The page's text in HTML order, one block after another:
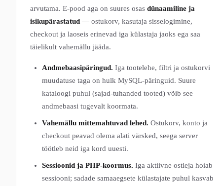
arvutama. E-pood aga on suures osas dünaamiline ja
isikupärastatud — ostukorv, kasutaja sisselogimine,
checkout ja laoseis erinevad iga külastaja jaoks ega saa
täielikult vahemällu jääda.
Andmebaasipäringud. Iga tootelehe, filtri ja ostukorvi
muudatuse taga on hulk MySQL-päringuid. Suure
kataloogi puhul (sajad-tuhanded tooted) võib see
andmebaasi tugevalt koormata.
Vahemällu mittemahtuvad lehed. Ostukorv, konto ja
checkout peavad olema alati värsked, seega server
töötleb neid iga kord uuesti.
Sessioonid ja PHP-koormus. Iga aktiivne ostleja hoiab
sessiooni; sadade samaaegsete külastajate puhul kasvab